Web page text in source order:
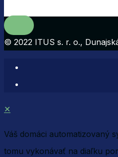
© 2022 ITUS s. r. o.,
✕
Váš domáci automatizovaný
tomu vykonávať na diaľku